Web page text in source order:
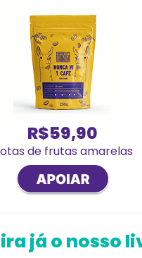
R$59,90
de frutas amarelas
já o nosso